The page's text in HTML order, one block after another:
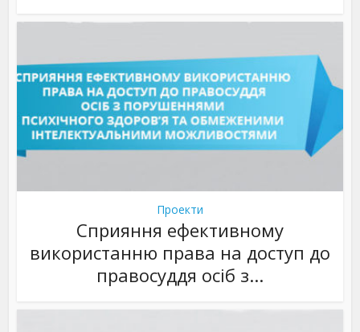
Проекти
Сприяння ефективному
використанню права на доступ до
правосуддя осіб з...